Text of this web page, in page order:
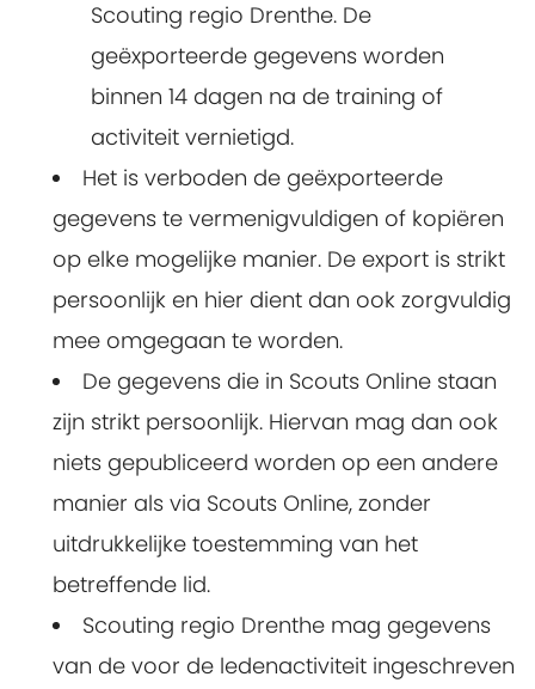
Scouting regio Drenthe. De
geëxporteerde gegevens worden
binnen 14 dagen na de training of
activiteit vernietigd.
Het is verboden de geëxporteerde
gegevens te vermenigvuldigen of kopiëren
op elke mogelijke manier. De export is strikt
persoonlijk en hier dient dan ook zorgvuldig
mee omgegaan te worden.
De gegevens die in Scouts Online staan
zijn strikt persoonlijk. Hiervan mag dan ook
niets gepubliceerd worden op een andere
manier als via Scouts Online, zonder
uitdrukkelijke toestemming van het
betreffende lid.
Scouting regio Drenthe mag gegevens
van de voor de ledenactiviteit ingeschreven